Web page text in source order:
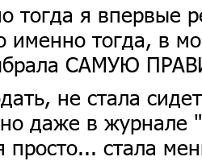
тогда я впервые
именно тогда, в
САМУЮ
не стала
даже в журнале
стала